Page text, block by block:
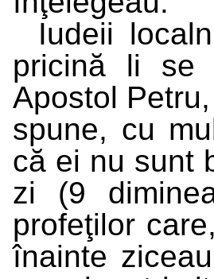
Iudeii
pricină li se
Apostol
spune, cu
că ei nu sunt
zi (9
profeţilor
înainte